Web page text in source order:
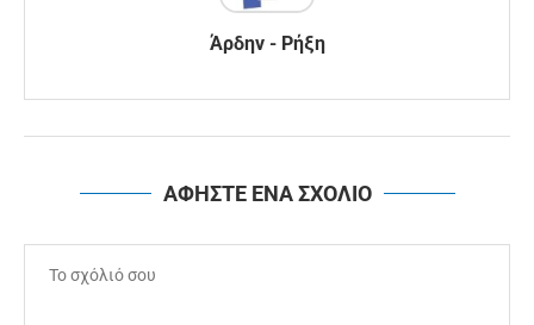
Άρδην - Ρήξη
ΑΦΗΣΤΕ ΕΝΑ ΣΧΟΛΙΟ